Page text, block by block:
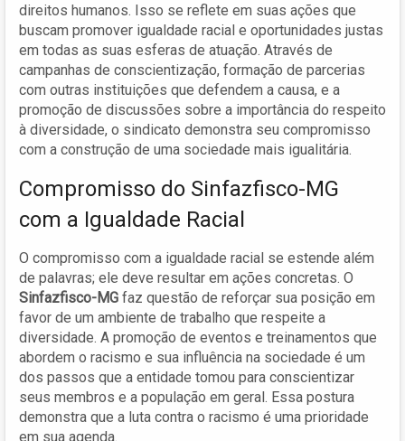
direitos humanos. Isso se reflete em suas ações que
buscam promover igualdade racial e oportunidades justas
em todas as suas esferas de atuação. Através de
campanhas de conscientização, formação de parcerias
com outras instituições que defendem a causa, e a
promoção de discussões sobre a importância do respeito
à diversidade, o sindicato demonstra seu compromisso
com a construção de uma sociedade mais igualitária.
Compromisso do Sinfazfisco-MG
com a Igualdade Racial
O compromisso com a igualdade racial se estende além
de palavras; ele deve resultar em ações concretas. O
Sinfazfisco-MG faz questão de reforçar sua posição em
favor de um ambiente de trabalho que respeite a
diversidade. A promoção de eventos e treinamentos que
abordem o racismo e sua influência na sociedade é um
dos passos que a entidade tomou para conscientizar
seus membros e a população em geral. Essa postura
demonstra que a luta contra o racismo é uma prioridade
em sua agenda.